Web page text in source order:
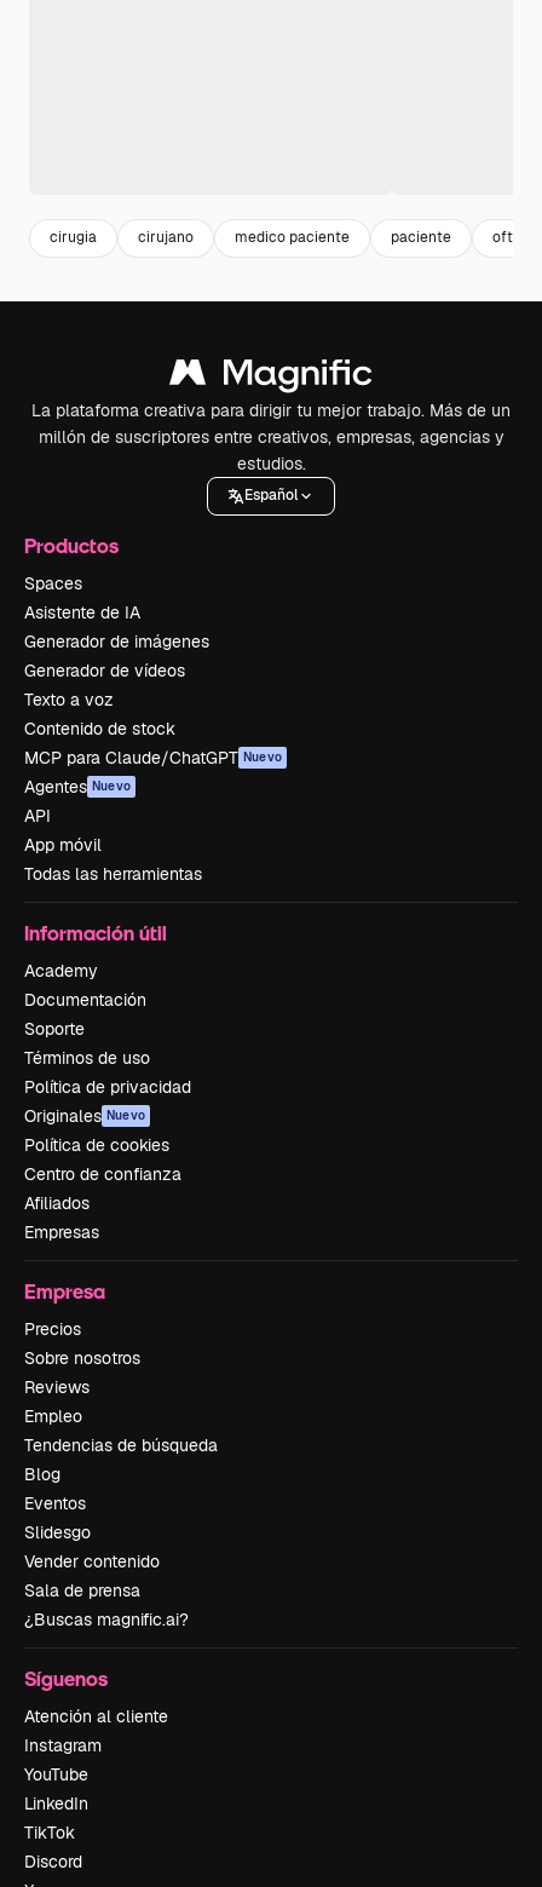
cirugia cirujano medico paciente paciente
La plataforma creativa para dirigir tu mejor trabajo. Más de un
millón de suscriptores entre creativos, empresas, agencias y
estudios.
Español
Productos
Spaces
Asistente de IA
Generador de imágenes
Generador de vídeos
Texto a voz
Contenido de stock
MCP para Claude/ChatGPT Nuevo
Agentes Nuevo
API
App móvil
Todas las herramientas
Información útil
Academy
Documentación
Soporte
Términos de uso
Política de privacidad
Originales Nuevo
Política de cookies
Centro de confianza
Afiliados
Empresas
Empresa
Precios
Sobre nosotros
Reviews
Empleo
Tendencias de búsqueda
Blog
Eventos
Slidesgo
Vender contenido
Sala de prensa
¿Buscas magnific.ai?
Síguenos
Atención al cliente
Instagram
YouTube
LinkedIn
TikTok
Discord